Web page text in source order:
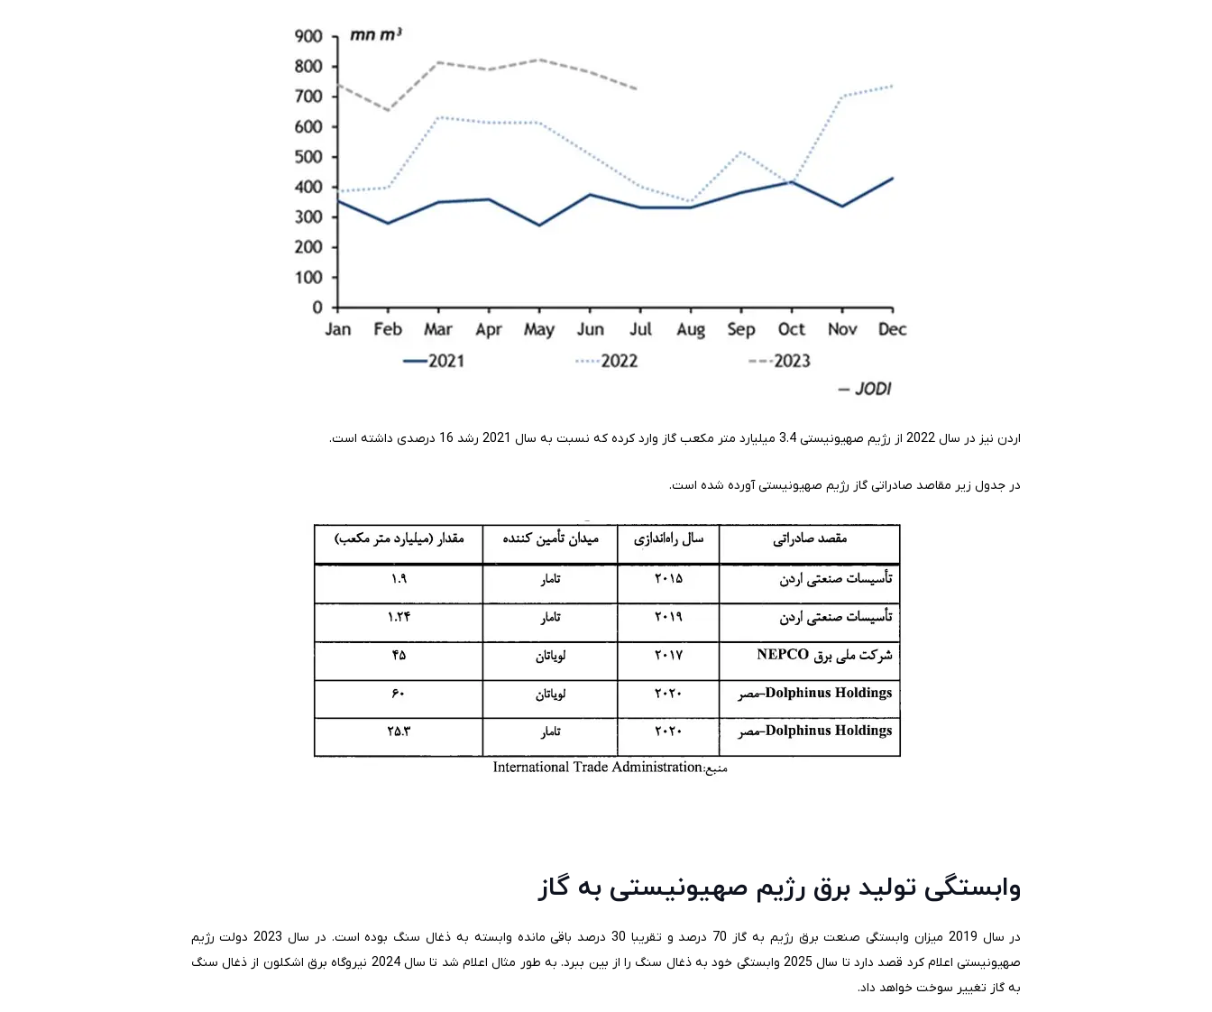
اردن نیز در سال 2022 از رژیم صهیونیستی 3.4 میلیارد متر مکعب گاز وارد کرده که نسبت به سال 2021 رشد 16 درصدی داشته است.
در جدول زیر مقاصد صادراتی گاز رژیم صهیونیستی آورده شده است.
وابستگی تولید برق رژیم صهیونیستی به گاز
در سال 2019 میزان وابستگی صنعت برق رژیم به گاز 70 درصد و تقریبا 30 درصد باقی مانده وابسته به ذغال سنگ بوده است. در سال 2023 دولت رژیم
صهیونیستی اعلام کرد قصد دارد تا سال 2025 وابستگی خود به ذغال سنگ را از بین ببرد. به طور مثال اعلام شد تا سال 2024 نیروگاه برق اشکلون از ذغال سنگ
به گاز تغییر سوخت خواهد داد.